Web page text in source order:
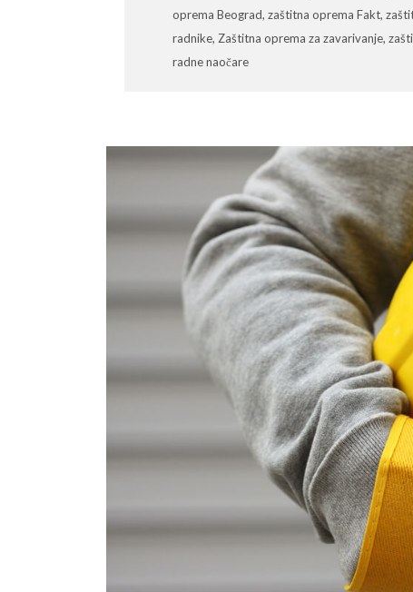
oprema Beograd,zaštitna oprema Fakt,
radnike, Zaštitna oprema za zavarivanje,
radne naočare